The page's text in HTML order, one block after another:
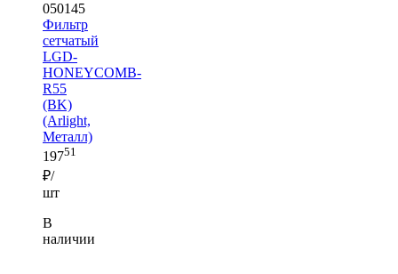
050145
Фильтр
сетчатый
LGD-
HONEYCOMB-
R55
(BK)
(Arlight,
Металл)
19751
₽/
шт
В
наличии